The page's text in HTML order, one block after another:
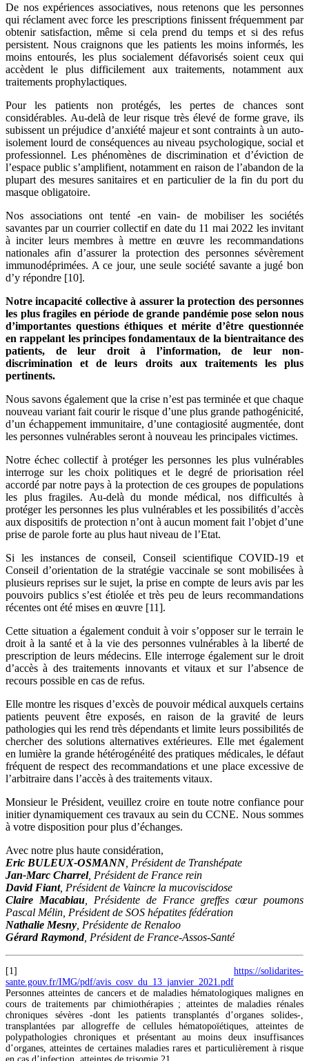
De nos expériences associatives, nous retenons que les personnes
qui réclament avec force les prescriptions finissent fréquemment par
obtenir satisfaction, même si cela prend du temps et si des refus
persistent. Nous craignons que les patients les moins informés, les
moins entourés, les plus socialement défavorisés soient ceux qui
accèdent le plus difficilement aux traitements, notamment aux
traitements prophylactiques.
Pour les patients non protégés, les pertes de chances sont
considérables. Au-delà de leur risque très élevé de forme grave, ils
subissent un préjudice d’anxiété majeur et sont contraints à un auto-
isolement lourd de conséquences au niveau psychologique, social et
professionnel. Les phénomènes de discrimination et d’éviction de
l’espace public s’amplifient, notamment en raison de l’abandon de la
plupart des mesures sanitaires et en particulier de la fin du port du
masque obligatoire.
Nos associations ont tenté -en vain- de mobiliser les sociétés
savantes par un courrier collectif en date du 11 mai 2022 les invitant
à inciter leurs membres à mettre en œuvre les recommandations
nationales afin d’assurer la protection des personnes sévèrement
immunodéprimées. A ce jour, une seule société savante a jugé bon
d’y répondre [10].
Notre incapacité collective à assurer la protection des personnes
les plus fragiles en période de grande pandémie pose selon nous
d’importantes questions éthiques et mérite d’être questionnée
en rappelant les principes fondamentaux de la bientraitance des
patients, de leur droit à l’information, de leur non-
discrimination et de leurs droits aux traitements les plus
pertinents.
Nous savons également que la crise n’est pas terminée et que chaque
nouveau variant fait courir le risque d’une plus grande pathogénicité,
d’un échappement immunitaire, d’une contagiosité augmentée, dont
les personnes vulnérables seront à nouveau les principales victimes.
Notre échec collectif à protéger les personnes les plus vulnérables
interroge sur les choix politiques et le degré de priorisation réel
accordé par notre pays à la protection de ces groupes de populations
les plus fragiles. Au-delà du monde médical, nos difficultés à
protéger les personnes les plus vulnérables et les possibilités d’accès
aux dispositifs de protection n’ont à aucun moment fait l’objet d’une
prise de parole forte au plus haut niveau de l’Etat.
Si les instances de conseil, Conseil scientifique COVID-19 et
Conseil d’orientation de la stratégie vaccinale se sont mobilisées à
plusieurs reprises sur le sujet, la prise en compte de leurs avis par les
pouvoirs publics s’est étiolée et très peu de leurs recommandations
récentes ont été mises en œuvre [11].
Cette situation a également conduit à voir s’opposer sur le terrain le
droit à la santé et à la vie des personnes vulnérables à la liberté de
prescription de leurs médecins. Elle interroge également sur le droit
d’accès à des traitements innovants et vitaux et sur l’absence de
recours possible en cas de refus.
Elle montre les risques d’excès de pouvoir médical auxquels certains
patients peuvent être exposés, en raison de la gravité de leurs
pathologies qui les rend très dépendants et limite leurs possibilités de
chercher des solutions alternatives extérieures. Elle met également
en lumière la grande hétérogénéité des pratiques médicales, le défaut
fréquent de respect des recommandations et une place excessive de
l’arbitraire dans l’accès à des traitements vitaux.
Monsieur le Président, veuillez croire en toute notre confiance pour
initier dynamiquement ces travaux au sein du CCNE. Nous sommes
à votre disposition pour plus d’échanges.
Avec notre plus haute considération,
Eric BULEUX-OSMANN , Président de Transhépate
Jan-Marc Charrel, Président de France rein
David Fiant, Président de Vaincre la mucoviscidose
Claire Macabiau , Présidente de France greffes cœur poumons
Pascal Mélin, Président de SOS hépatites fédération
Nathalie Mesny , Présidente de Renaloo
Gérard Raymond, Président de France-Assos-Santé
[1] https://solidarites-
sante.gouv.fr/IMG/pdf/avis_cosv_du_13_janvier_2021.pdf
Personnes atteintes de cancers et de maladies hématologiques malignes en
cours de traitements par chimiothérapies ; atteintes de maladies rénales
chroniques sévères -dont les patients transplantés d’organes solides-,
transplantées par allogreffe de cellules hématopoïétiques, atteintes de
polypathologies chroniques et présentant au moins deux insuffisances
d’organes, atteintes de certaines maladies rares et particulièrement à risque